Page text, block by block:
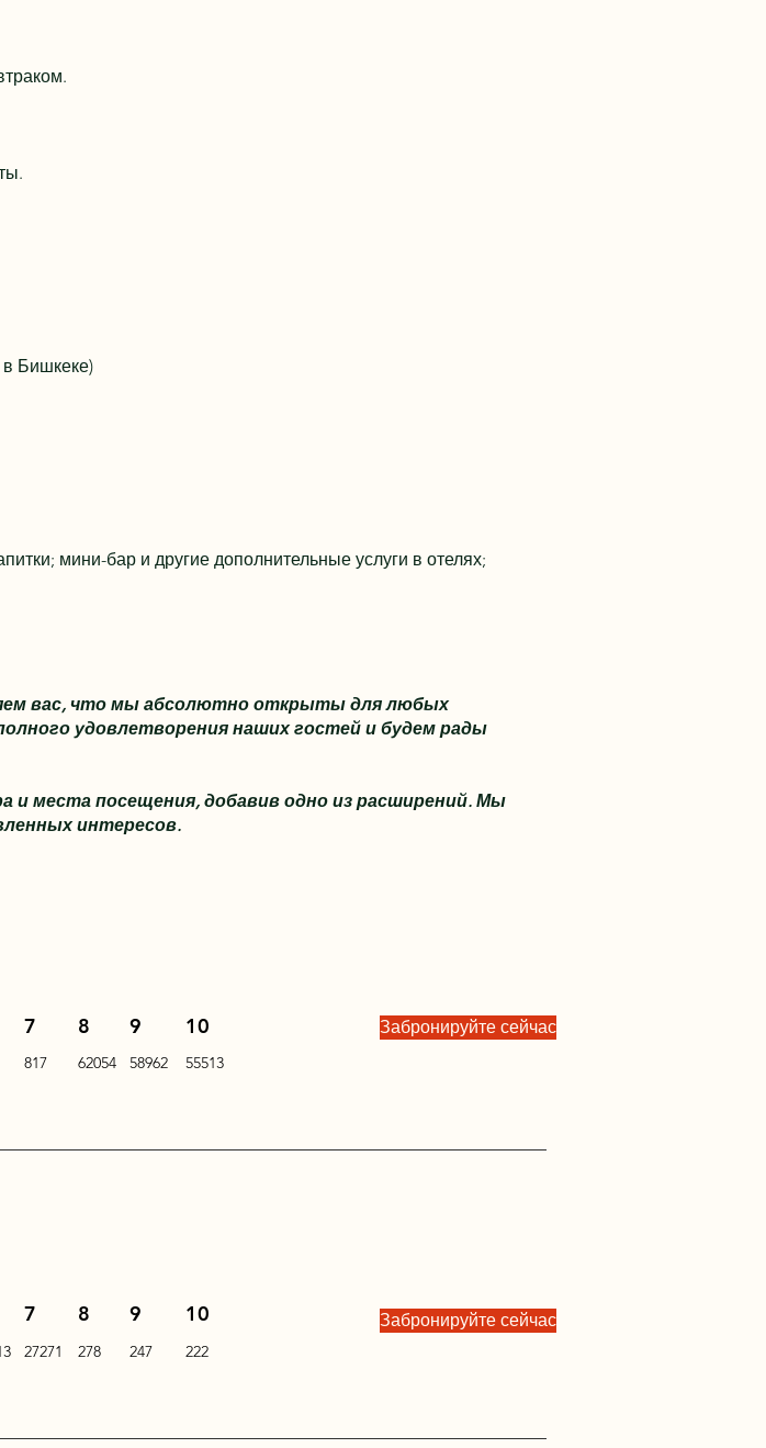
Бишкеке)
мини-бар и другие дополнительные услуги в отелях;
вас, что мы абсолютно открыты для любых
удовлетворения наших гостей и будем рады
места посещения, добавив одно из расширений. Мы
интересов.
7 8 9 10
817 62054 58962 55513
Забронируйте сейчас
7 8 9 10
27271 278 247 222
Забронируйте сейчас